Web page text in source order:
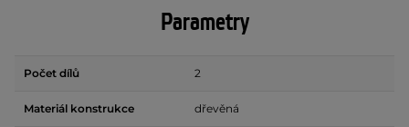
Parametry
Počet dílů 2
Materiál konstrukce dřevěná